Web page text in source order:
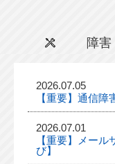
障
2026.07.05
【重要】通信障
2026.07.01
【重要】メー
び】